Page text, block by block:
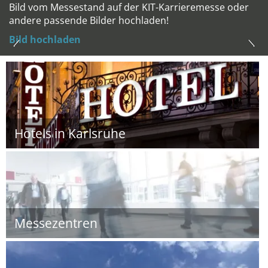
Bild vom Messestand auf der KIT-Karrieremesse oder
andere passende Bilder hochladen!
Bild hochladen
Hotels in Karlsruhe
Messezentren